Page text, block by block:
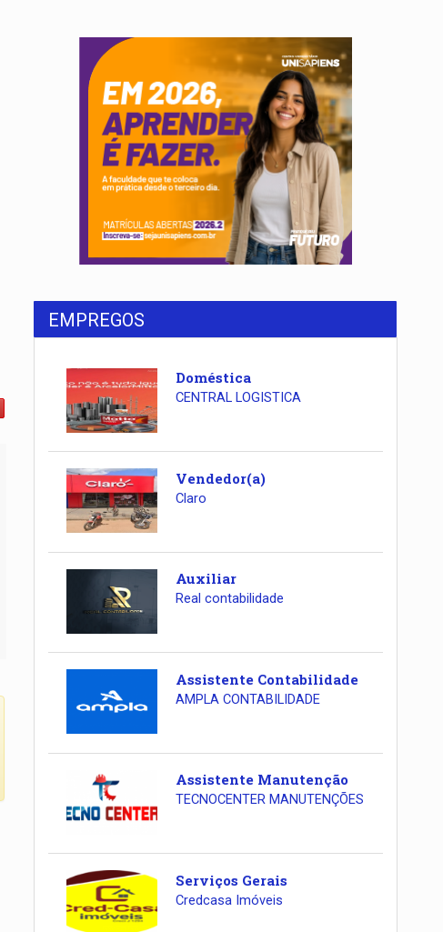
EMPREGOS
Doméstica
CENTRAL LOGISTICA
Vendedor(a)
Claro
Auxiliar
Real contabilidade
Assistente Contabilidade
AMPLA CONTABILIDADE
Assistente Manutenção
TECNOCENTER MANUTENÇÕES
Serviços Gerais
Credcasa Imóveis